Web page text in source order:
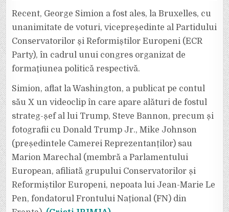
Recent, George Simion a fost ales, la Bruxelles, cu
unanimitate de voturi, vicepreşedinte al Partidului
Conservatorilor şi Reformiştilor Europeni (ECR
Party), în cadrul unui congres organizat de
formaţiunea politică respectivă.
Simion, aflat la Washington, a publicat pe contul
său X un videoclip în care apare alături de fostul
strateg-șef al lui Trump, Steve Bannon, precum și
fotografii cu Donald Trump Jr., Mike Johnson
(președintele Camerei Reprezentanților) sau
Marion Marechal (membră a Parlamentului
European, afiliată grupului Conservatorilor și
Reformiștilor Europeni, nepoata lui Jean-Marie Le
Pen, fondatorul Frontului Național (FN) din